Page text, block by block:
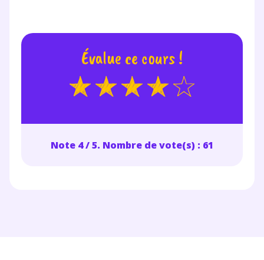
Évalue ce cours !
Note 4 / 5. Nombre de vote(s) : 61